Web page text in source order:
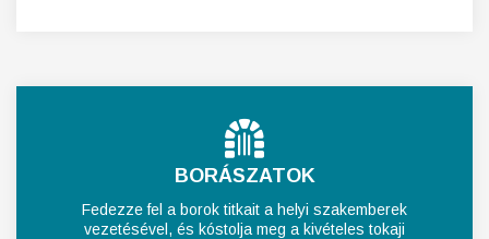
BORÁSZATOK
Fedezze fel a borok titkait a helyi szakemberek
vezetésével, és kóstolja meg a kivételes tokaji